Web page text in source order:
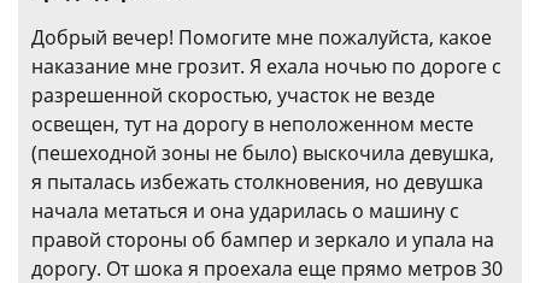
Добрый вечер! Помогите мне пожалуйста, какое
наказание мне грозит. Я ехала ночью по дороге с
разрешенной скоростью, участок не везде
освещен, тут на дорогу в неположенном месте
(пешеходной зоны не было) выскочила девушка,
я пыталась избежать столкновения, но девушка
начала метаться и она ударилась о машину с
правой стороны об бампер и зеркало и упала на
дорогу. От шока я проехала еще прямо метров 30